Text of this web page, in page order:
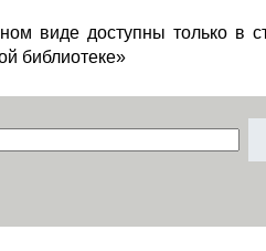
виде доступны только в
библиотеке»